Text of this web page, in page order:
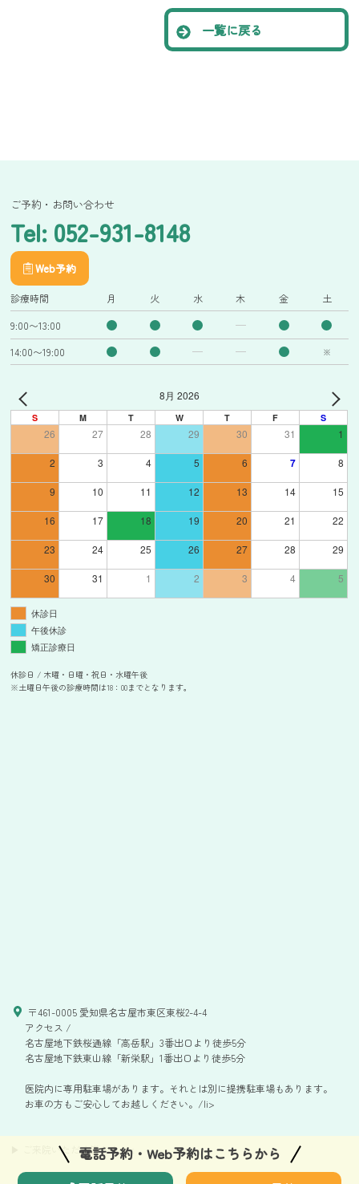
一覧に戻る
ご予約・お問い合わせ
Tel: 052-931-8148
Web予約
診療時間 月 火 水 木 金 土
9:00〜13:00
14:00〜19:00
※
8月 2026
S M T W T F S
26 27 28 29 30 31 1
2 3 4 5 6 7 8
9 10 11 12 13 14 15
16 17 18 19 20 21 22
23 24 25 26 27 28 29
30 31 1 2 3 4 5
休診日
午後休診
矯正診療日
休診日 / 木曜・日曜・祝日・水曜午後
※土曜日午後の診療時間は18：00までとなります。
〒461-0005 愛知県名古屋市東区東桜2-4-4
アクセス /
名古屋地下鉄桜通線「高岳駅」3番出口より徒歩5分
名古屋地下鉄東山線「新栄駅」1番出口より徒歩5分
医院内に専用駐車場があります。それとは別に提携駐車場もあります。
お車の方もご安心してお越しください。/li>
▶ ご来院いただく皆さまへ<
電話予約・Web予約はこちらから